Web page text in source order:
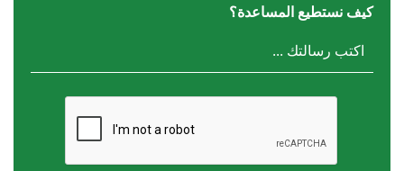
كيف نستطيع المساعدة؟